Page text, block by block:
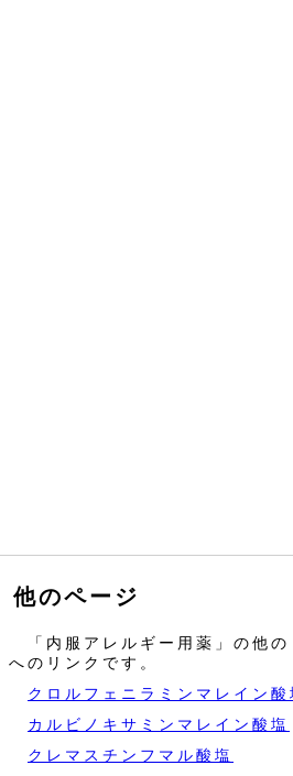
他のページ
「内服アレルギー用薬」の他の
へのリンクです。
クロルフェニラミンマレイン酸
カルビノキサミンマレイン酸塩
クレマスチンフマル酸塩